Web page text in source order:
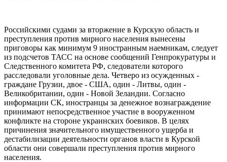
Российскими судами за вторжение в Курскую область и
преступления против мирного населения вынесены
приговоры как минимум 9 иностранным наемникам, следует
из подсчетов ТАСС на основе сообщений Генпрокуратуры и
Следственного комитета РФ, следователи которого
расследовали уголовные дела. Четверо из осужденных -
граждане Грузии, двое - США, один - Литвы, один -
Великобритании, один - Новой Зеландии. Согласно
информации СК, иностранцы за денежное вознаграждение
принимают непосредственное участие в вооруженном
конфликте на стороне украинских боевиков. В целях
причинения значительного имущественного ущерба и
дестабилизации деятельности органов власти в Курской
области они совершали преступления против мирного
населения.